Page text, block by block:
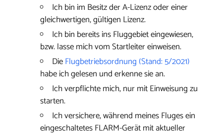
Ich bin im Besitz der A-Lizenz oder einer
gleichwertigen, gültigen Lizenz.
Ich bin bereits ins Fluggebiet eingewiesen,
bzw. lasse mich vom Startleiter einweisen.
DieFlugbetriebsordnung (Stand: 5/2021)
habe ich gelesen und erkenne sie an.
Ich verpflichte mich, nur mit Einweisung zu
starten.
Ich versichere, während meines Fluges ein
eingeschaltetes FLARM-Gerät mit aktueller